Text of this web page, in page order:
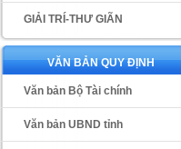
GIẢI TRÍ-THƯ GIÃN
VĂN BẢN QUY ĐỊNH
Văn bản Bộ Tài chính
Văn bản UBND tỉnh